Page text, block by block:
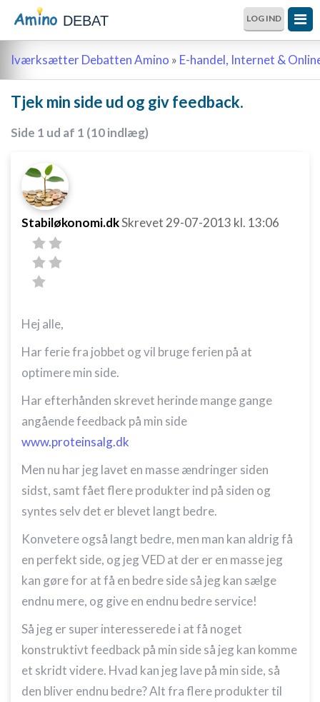
DEBAT LOG IND
Iværksætter Debatten Amino » E-handel, Internet &
Tjek min side ud og giv feedback.
Side 1 ud af 1 (10 indlæg)
Stabiløkonomi.dkSkrevet 29-07-2013 kl. 13:06
Hej alle,
Har ferie fra jobbet og vil bruge ferien på at
optimere min side.
Har efterhånden skrevet herinde mange gange
angående feedback på min side
www.proteinsalg.dk
Men nu har jeg lavet en masse ændringer siden
sidst, samt fået flere produkter ind på siden og
syntes selv det er blevet langt bedre.
Konvetere også langt bedre, men man kan aldrig få
en perfekt side, og jeg VED at der er en masse jeg
kan gøre for at få en bedre side så jeg kan sælge
endnu mere, og give en endnu bedre service!
Så jeg er super interesserede i at få noget
konstruktivt feedback på min side så jeg kan komme
et skridt videre. Hvad kan jeg lave på min side, så
den bliver endnu bedre? Alt fra flere produkter til